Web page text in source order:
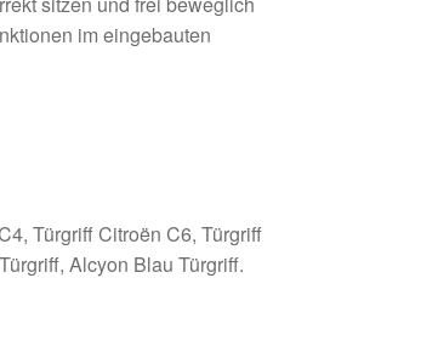
im eingebauten
Türgriff Citroën C6, Türgriff
Alcyon Blau Türgriff.